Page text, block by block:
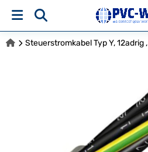
Steuerstromkabel Typ Y, 12adrig